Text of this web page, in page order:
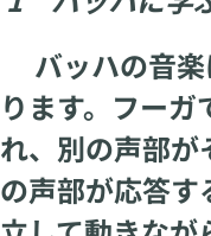
バッハの音楽
ります。フー
れ、別の声部
の声部が応答